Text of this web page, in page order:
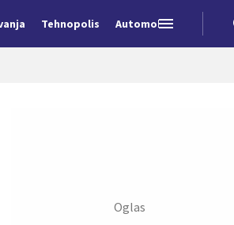
Tehnopolis Automobili